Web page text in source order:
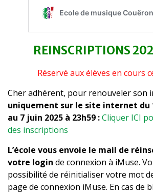
REINSCRIPTIONS
Réservé aux élèves en cours
Cher adhérent, pour renouveler son
uniquement sur le site internet du
au 7 juin 2025 à 23h59 :Cliquer ICI
des inscriptions
L’école vous envoie le mail de
votre login de connexion à iMuse.
possibilité de réinitialiser votre mot
page de connexion iMuse. En cas de